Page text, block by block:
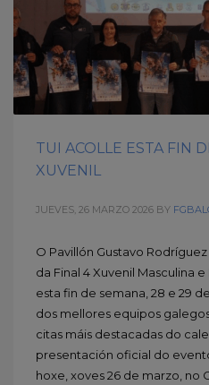
TUI ACOLLE ESTA FIN
XUVENIL
JUEVES, 26 MARZO 2026 BY
O Pavillón Gustavo
da Final 4 Xuvenil Masculina
esta fin de semana, 28 e 29
dos mellores equipos
citas máis destacadas do
presentación oficial do
hoxe, xoves 26 de marzo, no